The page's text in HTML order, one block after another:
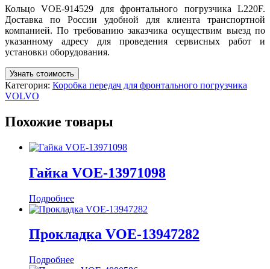
Кольцо VOE-914529 для фронтального погрузчика L220F.
Доставка по России удобной для клиента транспортной
компанией. По требованию заказчика осуществим выезд по
указанному адресу для проведения сервисных работ и
установки оборудования.
Узнать стоимость
Категория: Коробка передач для фронтального погрузчика
VOLVO
Похожие товары
Гайка VOE-13971098
Подробнее
Прокладка VOE-13947282
Подробнее